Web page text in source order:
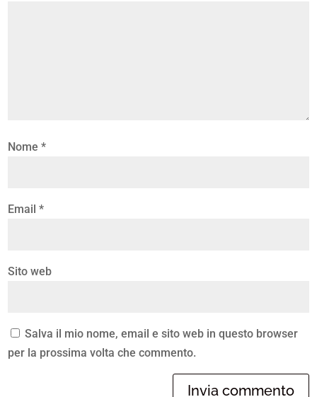
Nome*
Email*
Sito web
Salva il mio nome, email e sito web in questo browser
per la prossima volta che commento.